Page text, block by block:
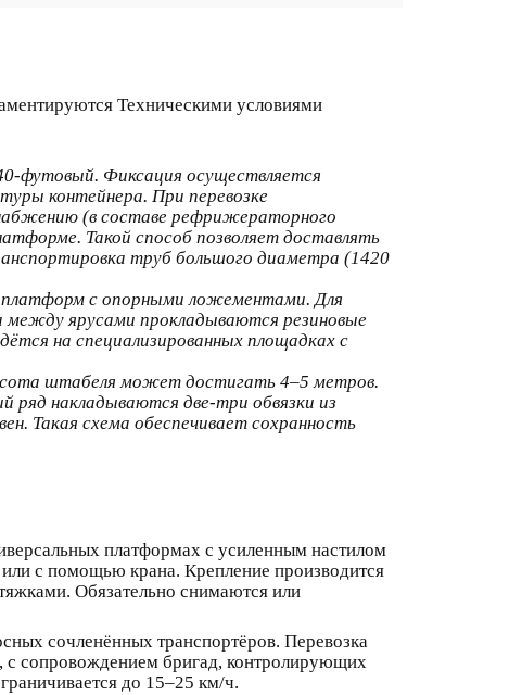
Техническими условиями
футовый. Фиксация осуществляется
контейнера. При перевозке
(в составе рефрижераторного
Такой способ позволяет доставлять
труб большого диаметра (1420
платформ с опорными ложементами. Для
ярусами прокладываются резиновые
на специализированных площадках с
штабеля может достигать 4–5 метров.
ряд накладываются две-три обвязки из
Такая схема обеспечивает сохранность
платформах с усиленным настилом
с помощью крана. Крепление производится
Обязательно снимаются или
сочленённых транспортёров. Перевозка
с сопровождением бригад, контролирующих
до 15–25 км/ч.